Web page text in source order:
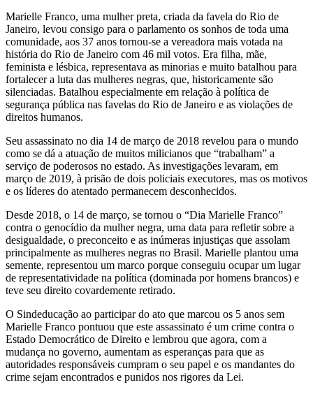
Marielle Franco, uma mulher preta, criada da favela do Rio de
Janeiro, levou consigo para o parlamento os sonhos de toda uma
comunidade, aos 37 anos tornou-se a vereadora mais votada na
história do Rio de Janeiro com 46 mil votos. Era filha, mãe,
feminista e lésbica, representava as minorias e muito batalhou para
fortalecer a luta das mulheres negras, que, historicamente são
silenciadas. Batalhou especialmente em relação à política de
segurança pública nas favelas do Rio de Janeiro e as violações de
direitos humanos.
Seu assassinato no dia 14 de março de 2018 revelou para o mundo
como se dá a atuação de muitos milicianos que “trabalham” a
serviço de poderosos no estado. As investigações levaram, em
março de 2019, à prisão de dois policiais executores, mas os motivos
e os líderes do atentado permanecem desconhecidos.
Desde 2018, o 14 de março, se tornou o “Dia Marielle Franco”
contra o genocídio da mulher negra, uma data para refletir sobre a
desigualdade, o preconceito e as inúmeras injustiças que assolam
principalmente as mulheres negras no Brasil. Marielle plantou uma
semente, representou um marco porque conseguiu ocupar um lugar
de representatividade na política (dominada por homens brancos) e
teve seu direito covardemente retirado.
O Sindeducação ao participar do ato que marcou os 5 anos sem
Marielle Franco pontuou que este assassinato é um crime contra o
Estado Democrático de Direito e lembrou que agora, com a
mudança no governo, aumentam as esperanças para que as
autoridades responsáveis cumpram o seu papel e os mandantes do
crime sejam encontrados e punidos nos rigores da Lei.